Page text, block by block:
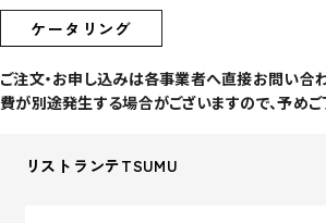
ケータリング
ご注文・お申し込みは各事業者へ直接お問い合
費が別途発生する場合がございますので、予めご
リストランテTSUMU